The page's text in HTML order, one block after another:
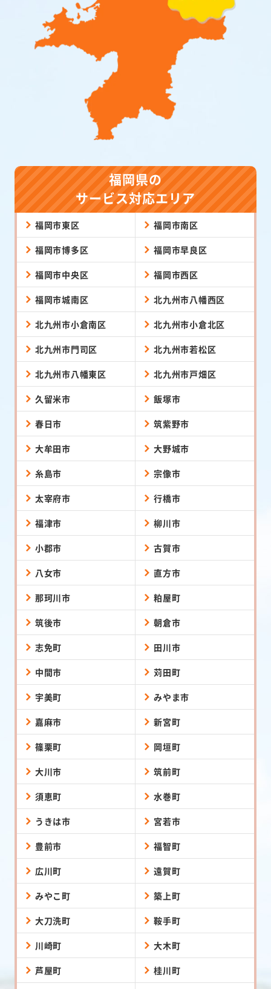
福岡県の
サービス対応エリア
福岡市東区 福岡市南区
福岡市博多区 福岡市早良区
福岡市中央区 福岡市西区
福岡市城南区 北九州市八幡西区
北九州市小倉南区 北九州市小倉北区
北九州市門司区 北九州市若松区
北九州市八幡東区 北九州市戸畑区
久留米市 飯塚市
春日市 筑紫野市
大牟田市 大野城市
糸島市 宗像市
太宰府市 行橋市
福津市 柳川市
小郡市 古賀市
八女市 直方市
那珂川市 粕屋町
筑後市 朝倉市
志免町 田川市
中間市 苅田町
宇美町 みやま市
嘉麻市 新宮町
篠栗町 岡垣町
大川市 筑前町
須恵町 水巻町
うきは市 宮若市
豊前市 福智町
広川町 遠賀町
みやこ町 築上町
大刀洗町 鞍手町
川崎町 大木町
芦屋町 桂川町